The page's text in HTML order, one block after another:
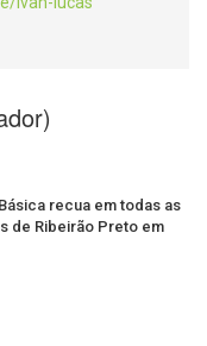
recua em todas as
de Ribeirão Preto em